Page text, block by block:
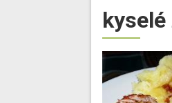
kyselé